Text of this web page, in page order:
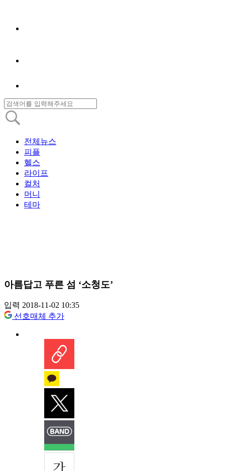
전체뉴스
피플
헬스
라이프
컬처
머니
테마
아름답고 푸른 섬 ‘소청도’
입력 2018-11-02 10:35
선호매체 추가